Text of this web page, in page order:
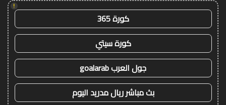
!
كورة 365
كورة سيتي
جول العرب goalarab
بث مباشر ريال مدريد اليوم